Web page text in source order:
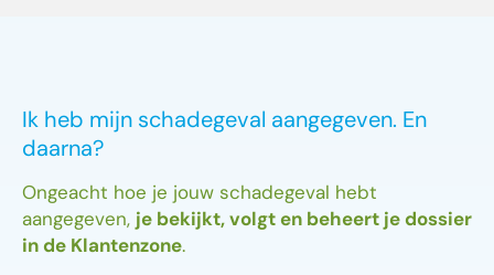
Ik heb mijn schadegeval aangegeven. En
daarna?
Ongeacht hoe je jouw schadegeval hebt
aangegeven, je bekijkt, volgt en beheert je dossier
in de Klantenzone.